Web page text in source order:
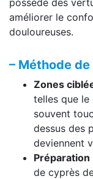
améliorer le
douloureuses.
– Méthode
Zones
telles que le
souvent
dessus des
deviennent
Préparation
de cyprès